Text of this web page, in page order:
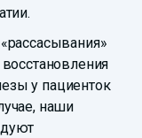
у пациенток
наши